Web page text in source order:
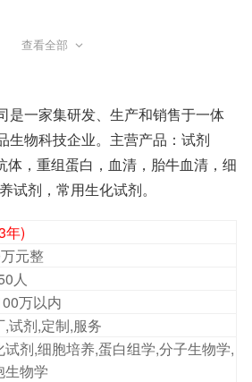
轻轻晃动培养瓶润洗细胞,吸出PBS
胰蛋白酶溶液（含EDTA），轻轻晃
细胞；
微镜下看到细胞块中间的细胞明显
养基终止消化，吹打细胞使之脱壁
细胞尽量呈单颗细胞的悬浮液；
1200rpm/min 3分钟，离心完吸出
吹打几下混匀细胞即可，按比例接种
基，拧松瓶盖或使用透气瓶盖进行
查看全部
是一家集研发、生产和销售于一体
生物科技企业。主营产品：试剂
体，重组蛋白，血清，胎牛血清，细
试剂，常用生化试剂。
年)
元整
人
万以内
,试剂,定制,服务
试剂,细胞培养,蛋白组学,分子生物学,
生物学